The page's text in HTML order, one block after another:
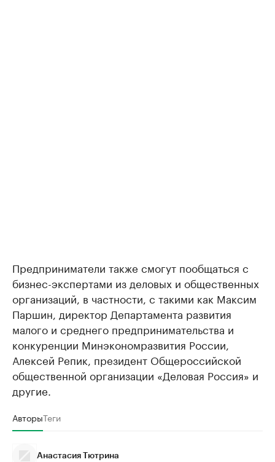
Предприниматели также смогут пообщаться с
бизнес-экспертами из деловых и общественных
организаций, в частности, с такими как Максим
Паршин, директор Департамента развития
малого и среднего предпринимательства и
конкуренции Минэкономразвития России,
Алексей Репик, президент Общероссийской
общественной организации «Деловая Россия» и
другие.
АвторыТеги
Анастасия Тютрина